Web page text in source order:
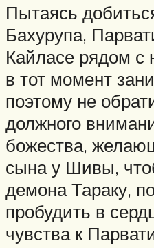
Пытаясь
Бахурупа,
Кайласе рядом
в тот момент
поэтому не
должного
божества,
сына у Шивы,
демона Тараку,
пробудить в
чувства к